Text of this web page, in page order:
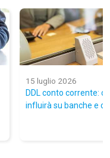
15 luglio 2026
DDL conto corrente:
influirà su banche e